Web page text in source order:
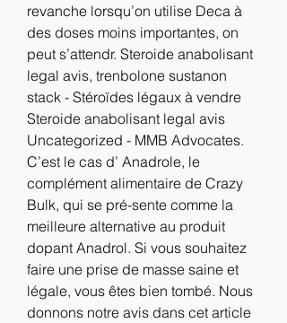
revanche lorsqu’on utilise Deca à
des doses moins importantes, on
peut s’attendr. Steroide anabolisant
legal avis, trenbolone sustanon
stack - Stéroïdes légaux à vendre
Steroide anabolisant legal avis
Uncategorized - MMB Advocates.
C’est le cas d’ Anadrole, le
complément alimentaire de Crazy
Bulk, qui se pré-sente comme la
meilleure alternative au produit
dopant Anadrol. Si vous souhaitez
faire une prise de masse saine et
légale, vous êtes bien tombé. Nous
donnons notre avis dans cet article